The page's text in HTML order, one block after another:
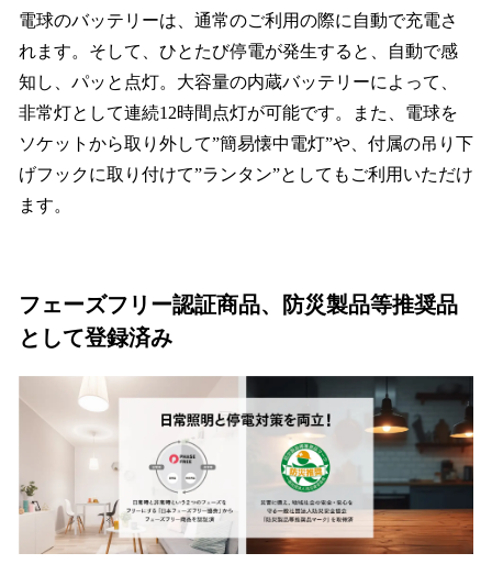
電球のバッテリーは、通常のご利用の際に自動で充電さ
れます。そして、ひとたび停電が発生すると、自動で感
知し、パッと点灯。大容量の内蔵バッテリーによって、
非常灯として連続12時間点灯が可能です。また、電球を
ソケットから取り外して”簡易懐中電灯”や、付属の吊り下
げフックに取り付けて”ランタン”としてもご利用いただけ
ます。
フェーズフリー認証商品、防災製品等推奨品
として登録済み